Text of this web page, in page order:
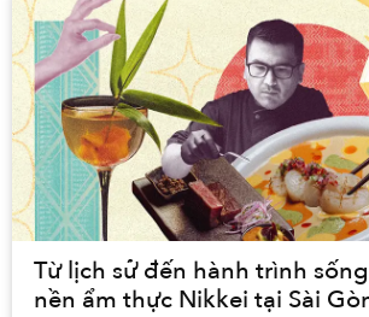
Từ lịch sử đến hành trình
nền ẩm thực Nikkei tại Sài